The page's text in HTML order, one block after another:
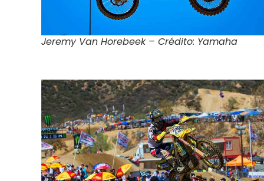
Jeremy Van Horebeek – Crédito: Yamaha